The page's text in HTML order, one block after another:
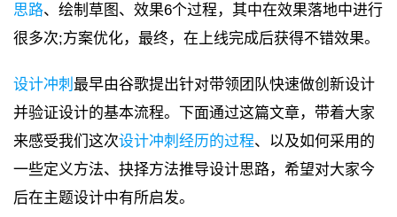
思路、绘制草图、效果6个过程，其中在效果落地中进行
很多次;方案优化，最终，在上线完成后获得不错效果。
设计冲刺 最早由谷歌提出针对带领团队快速做创新设计
并验证设计的基本流程。下面通过这篇文章，带着大家
来感受我们这次设计冲刺经历的过程、以及如何采用的
一些定义方法、抉择方法推导设计思路，希望对大家今
后在主题设计中有所启发。